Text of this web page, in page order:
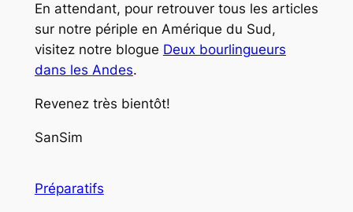
En attendant, pour retrouver tous les articles
sur notre périple en Amérique du Sud,
visitez notre blogue Deux bourlingueurs
dans les Andes.
Revenez très bientôt!
SanSim
Préparatifs